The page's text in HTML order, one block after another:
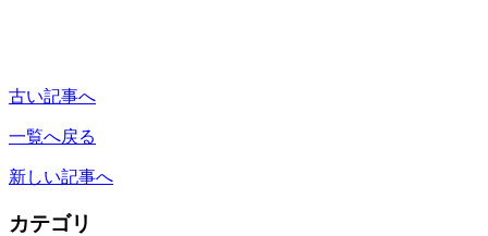
古い記事へ
一覧へ戻る
新しい記事へ
カテゴリ